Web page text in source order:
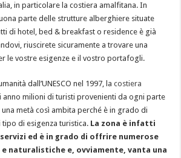
in particolare la costiera amalfitana. In
parte delle strutture alberghiere situate
di hotel, bed & breakfast o residence è già
riuscirete sicuramente a trovare una
le vostre esigenze e il vostro portafogli.
dall’UNESCO nel 1997, lacostiera
anno milioni di turisti provenienti da ogni parte
metà così ambita perché è in grado di
tipo di esigenza turistica. La zona è infatti
ed è in grado di offrire numerose
naturalistiche e, ovviamente, vanta una